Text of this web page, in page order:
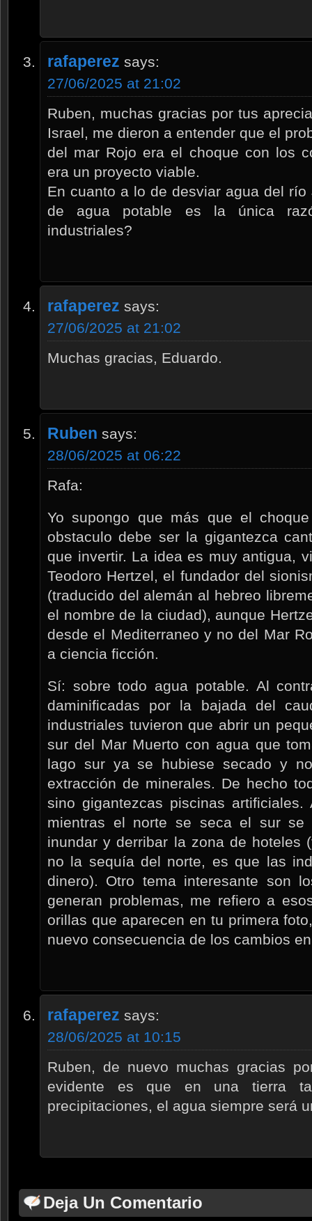
rafaperez says:
27/06/2025 at 21:02
Ruben, muchas gracias por tus
Israel, me dieron a entender que el
del mar Rojo era el choque con los
era un proyecto viable.
En cuanto a lo de desviar agua del
de agua potable es la única
industriales?
rafaperez says:
27/06/2025 at 21:02
Muchas gracias, Eduardo.
Ruben says:
28/06/2025 at 06:22
Rafa:
Yo supongo que más que el
obstaculo debe ser la gigantezca
que invertir. La idea es muy antigua,
Teodoro Hertzel, el fundador del
(traducido del alemán al hebreo
el nombre de la ciudad), aunque
desde el Mediterraneo y no del Mar
a ciencia ficción.
Sí: sobre todo agua potable. Al
daminificadas por la bajada del
industriales tuvieron que abrir un
sur del Mar Muerto con agua que
lago sur ya se hubiese secado y
extracción de minerales. De hecho
sino gigantezcas piscinas
mientras el norte se seca el sur se
inundar y derribar la zona de hoteles
no la sequía del norte, es que las
dinero). Otro tema interesante son
generan problemas, me refiero a
orillas que aparecen en tu primera
nuevo consecuencia de los cambios
rafaperez says:
28/06/2025 at 10:15
Ruben, de nuevo muchas gracias
evidente es que en una tierra
precipitaciones, el agua siempre será
Deja Un Comentario